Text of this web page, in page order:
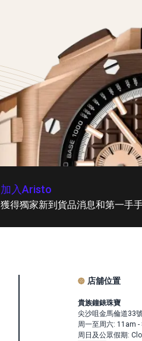
加入Aristo
獲得獨家新到貨品消息和第一手
店舖位置
貴族鐘錶珠寶
尖沙咀金馬倫道33
周一至周六: 11am -
周日及公眾假期: